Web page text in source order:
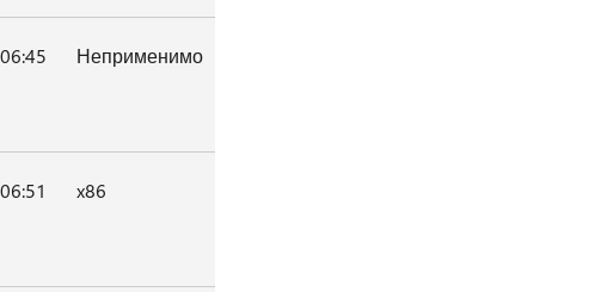
06:45 Неприменимо
06:51 x86